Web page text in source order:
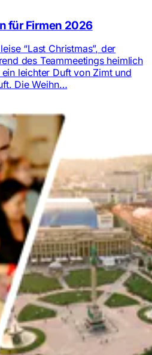
für Firmen 2026
“Last Christmas”, der
des Teammeetings heimlich
leichter Duft von Zimt und
Die Weihn…